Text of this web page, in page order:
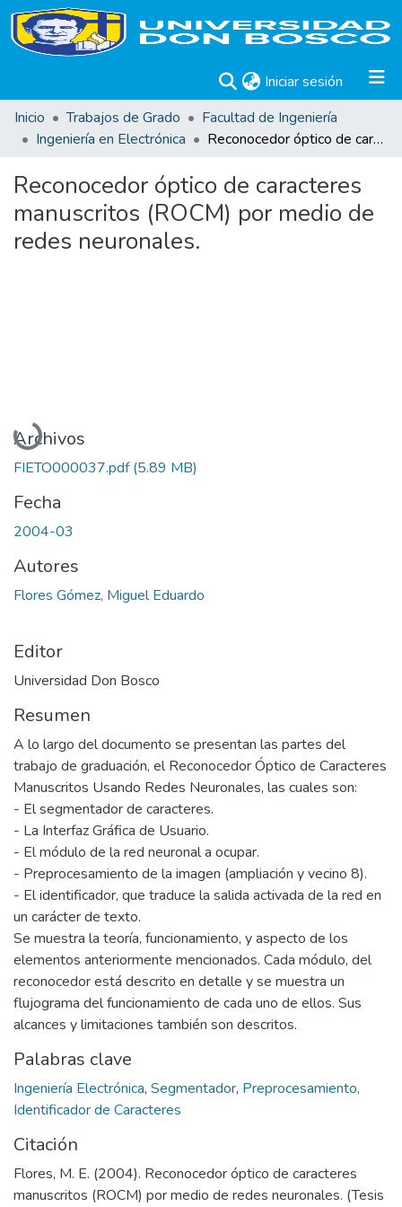
Iniciar sesión (current)
Inicio
Trabajos de Grado
Facultad de Ingeniería
Ingeniería en Electrónica
Reconocedor óptico de caracteres manuscritos (ROCM) por medio de redes neuronales.
Reconocedor óptico de caracteres
manuscritos (ROCM) por medio de
redes neuronales.
Cargando...
Archivos
FIETO000037.pdf(5.89 MB)
Fecha
2004-03
Autores
Flores Gómez, Miguel Eduardo
Editor
Universidad Don Bosco
Resumen
A lo largo del documento se presentan las partes del
trabajo de graduación, el Reconocedor Óptico de Caracteres
Manuscritos Usando Redes Neuronales, las cuales son:
- El segmentador de caracteres.
- La Interfaz Gráfica de Usuario.
- El módulo de la red neuronal a ocupar.
- Preprocesamiento de la imagen (ampliación y vecino 8).
- El identificador, que traduce la salida activada de la red en
un carácter de texto.
Se muestra la teoría, funcionamiento, y aspecto de los
elementos anteriormente mencionados. Cada módulo, del
reconocedor está descrito en detalle y se muestra un
flujograma del funcionamiento de cada uno de ellos. Sus
alcances y limitaciones también son descritos.
Palabras clave
Ingeniería Electrónica, Segmentador, Preprocesamiento,
Identificador de Caracteres
Citación
Flores, M. E. (2004). Reconocedor óptico de caracteres
manuscritos (ROCM) por medio de redes neuronales. (Tesis